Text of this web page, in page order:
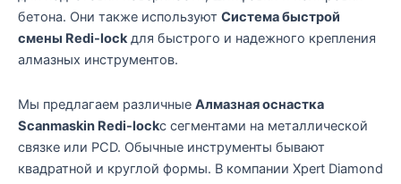
бетона. Они также используют Система быстрой
смены Redi-lockдля быстрого и надежного крепления
алмазных инструментов.
Мы предлагаем различные Алмазная оснастка
Scanmaskin Redi-lockс сегментами на металлической
связке или PCD. Обычные инструменты бывают
квадратной и круглой формы. В компании Xpert Diamond